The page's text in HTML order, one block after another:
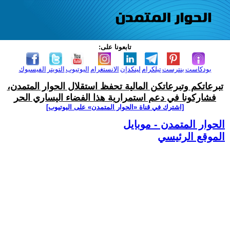
تابعونا على:
الفيسبوك التويتر اليوتيوب الانستغرام لينكدإن تيلكرامبنترست بودكاست
تبرعاتكم وتبرعاتكن المالية تحفظ استقلال الحوار المتمدن،
فشاركونا في دعم استمرارية هذا الفضاء اليساري الحر
[اشترك في قناة ‫«الحوار المتمدن» على اليوتيوب]
الحوار المتمدن - موبايل
الموقع الرئيسي